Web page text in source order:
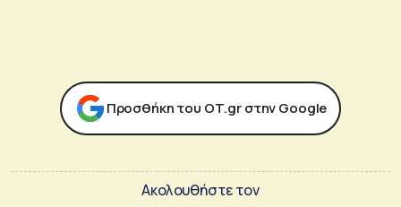
Προσθήκη του ΟΤ.gr στην Google
Ακολουθήστε τον